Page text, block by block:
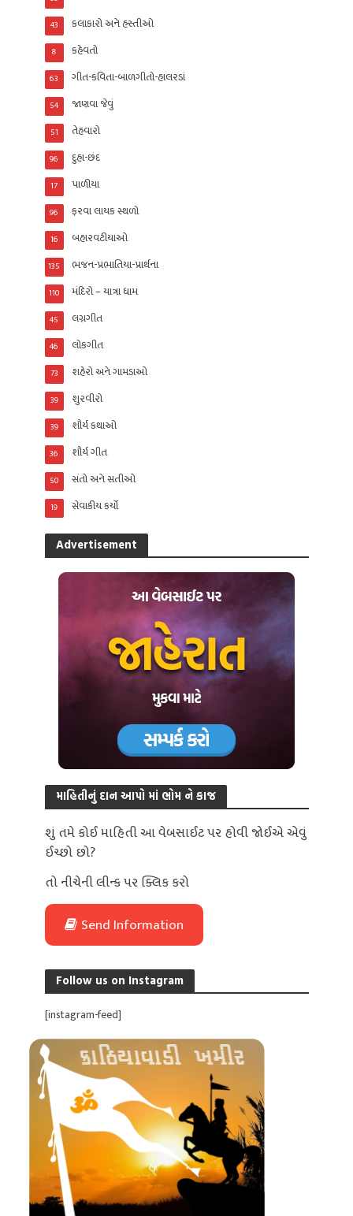
કલાકારો અને હસ્તીઓ
43
કહેવતો
8
ગીત-કવિતા-બાળગીતો-હાલરડાં
63
જાણવા જેવું
54
તેહવારો
51
દુહા-છંદ
96
પાળીયા
17
ફરવા લાયક સ્થળો
96
બહારવટીયાઓ
16
ભજન-પ્રભાતિયા-પ્રાર્થના
135
મંદિરો – યાત્રા ધામ
110
લગ્નગીત
45
લોકગીત
46
શહેરો અને ગામડાઓ
73
શુરવીરો
39
શૌર્ય કથાઓ
39
શૌર્ય ગીત
36
સંતો અને સતીઓ
50
સેવાકીય કર્યો
19
Advertisement
માહિતીનું દાન આપો માં ભોમ ને કાજ
શું તમે કોઈ માહિતી આ વેબસાઈટ પર હોવી જોઈએ એવું
ઈચ્છો છો?
તો નીચેની લીન્ક પર ક્લિક કરો
Send Information
Follow us on Instagram
[instagram-feed]